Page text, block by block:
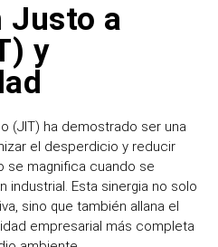
Justo a
y
(JIT) ha demostrado ser una
el desperdicio y reducir
se magnifica cuando se
industrial. Esta sinergia no solo
sino que también allana el
empresarial más completa